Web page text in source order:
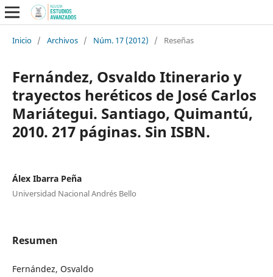
Inicio / Archivos / Núm. 17 (2012) / Reseñas
Fernández, Osvaldo Itinerario y
trayectos heréticos de José Carlos
Mariátegui. Santiago, Quimantú,
2010. 217 páginas. Sin ISBN.
Álex Ibarra Peña
Universidad Nacional Andrés Bello
Resumen
Fernández, Osvaldo